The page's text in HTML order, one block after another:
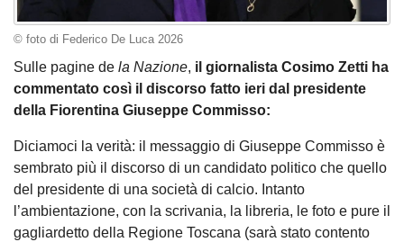
© foto di Federico De Luca 2026
Sulle pagine de la Nazione, il giornalista Cosimo Zetti ha
commentato così il discorso fatto ieri dal presidente
della Fiorentina Giuseppe Commisso:
Diciamoci la verità: il messaggio di Giuseppe Commisso è
sembrato più il discorso di un candidato politico che quello
del presidente di una società di calcio. Intanto
l’ambientazione, con la scrivania, la libreria, le foto e pure il
gagliardetto della Regione Toscana (sarà stato contento